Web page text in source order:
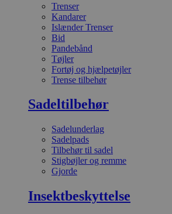
Trenser
Kandarer
Islænder Trenser
Bid
Pandebånd
Tøjler
Fortøj og hjælpetøjler
Trense tilbehør
Sadeltilbehør
Sadelunderlag
Sadelpads
Tilbehør til sadel
Stigbøjler og remme
Gjorde
Insektbeskyttelse